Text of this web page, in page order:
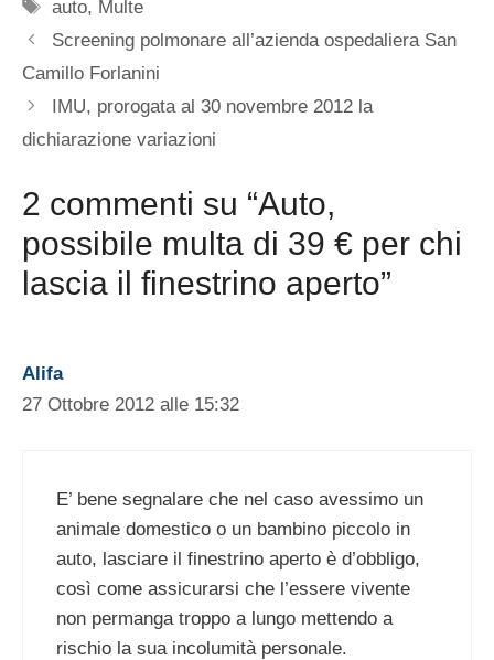
auto, Multe
Screening polmonare all’azienda ospedaliera San
Camillo Forlanini
IMU, prorogata al 30 novembre 2012 la
dichiarazione variazioni
2 commenti su “Auto,
possibile multa di 39 € per chi
lascia il finestrino aperto”
Alifa
27 Ottobre 2012 alle 15:32
E’ bene segnalare che nel caso avessimo un
animale domestico o un bambino piccolo in
auto, lasciare il finestrino aperto è d’obbligo,
così come assicurarsi che l’essere vivente
non permanga troppo a lungo mettendo a
rischio la sua incolumità personale.